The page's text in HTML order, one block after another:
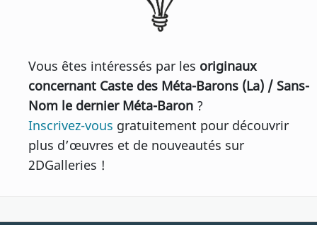
Vous êtes intéressés par les originaux
concernant Caste des Méta-Barons (La) / Sans-
Nom le dernier Méta-Baron ?
Inscrivez-vous gratuitement pour découvrir
plus d’œuvres et de nouveautés sur
2DGalleries !